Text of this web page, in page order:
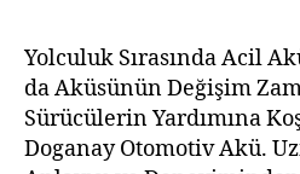
Yolculuk Sırasında Acil
da Aküsünün Değişim
Sürücülerin Yardımına
Doganay Otomotiv Akü.